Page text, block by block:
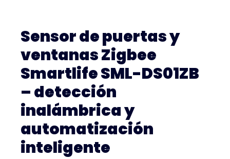
Sensor de puertas y
ventanas Zigbee
Smartlife SML-DS01ZB
– detección
inalámbrica y
automatización
inteligente